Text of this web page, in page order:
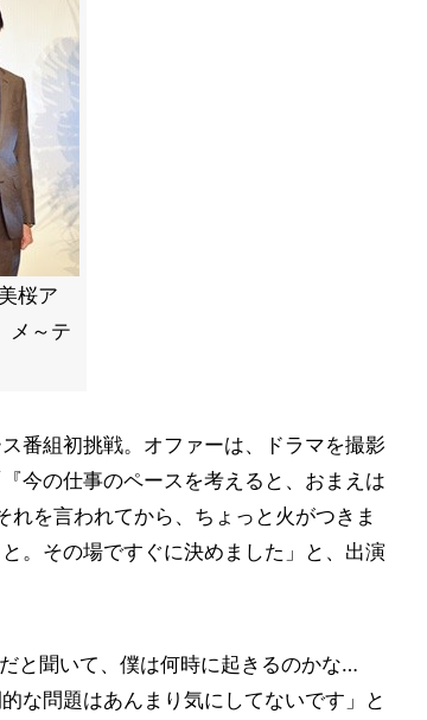
桜ア
メ～テ
番組初挑戦。オファーは、ドラマを撮影
今の仕事のペースを考えると、おまえは
を言われてから、ちょっと火がつきま
。その場ですぐに決めました」と、出演
と聞いて、僕は何時に起きるのかな…
な問題はあんまり気にしてないです」と